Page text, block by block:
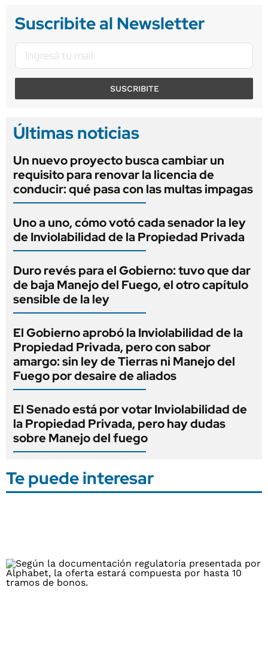
Suscribite al Newsletter
SUSCRIBITE
Últimas noticias
Un nuevo proyecto busca cambiar un
requisito para renovar la licencia de
conducir: qué pasa con las multas impagas
Uno a uno, cómo votó cada senador la ley
de Inviolabilidad de la Propiedad Privada
Duro revés para el Gobierno: tuvo que dar
de baja Manejo del Fuego, el otro capítulo
sensible de la ley
El Gobierno aprobó la Inviolabilidad de la
Propiedad Privada, pero con sabor
amargo: sin ley de Tierras ni Manejo del
Fuego por desaire de aliados
El Senado está por votar Inviolabilidad de
la Propiedad Privada, pero hay dudas
sobre Manejo del fuego
Te puede interesar